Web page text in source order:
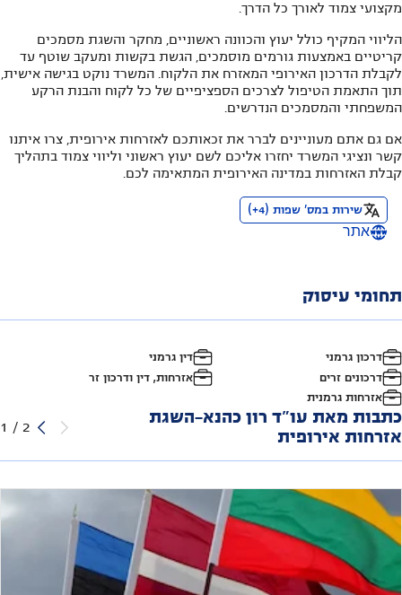
מקצועי צמוד לאורך כל הדרך.
הליווי המקיף כולל יעוץ והכוונה ראשוניים, מחקר והשגת מסמכים
קריטיים באמצעות גורמים מוסמכים, הגשת בקשות ומעקב שוטף עד
לקבלת הדרכון האירופי המאזרח את הלקוח. המשרד נוקט בגישה אישית,
תוך התאמת הטיפול לצרכים הספציפיים של כל לקוח והבנת הרקע
המשפחתי והמסמכים הנדרשים.
אם גם אתם מעוניינים לברר את זכאותכם לאזרחות אירופית, צרו איתנו
קשר ונציגי המשרד יחזרו אליכם לשם יעוץ ראשוני וליווי צמוד בתהליך
קבלת האזרחות במדינה האירופית המתאימה לכם.
שירות במס' שפות (
4
+)
אתר
תחומי עיסוק
דרכון גרמני
דין גרמני
דרכונים זרים
אזרחות, דין ודרכון זר
אזרחות גרמנית
כתבות מאת עו"ד רון כהנא-השגת
אזרחות אירופית
2
/
1